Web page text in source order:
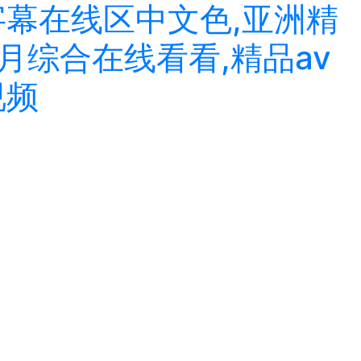
在线区中文色,亚洲精
综合在线看看,精品av